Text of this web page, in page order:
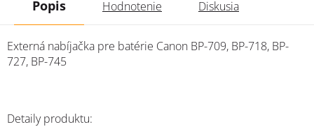
Popis Hodnotenie Diskusia
Externá nabíjačka pre batérie Canon BP-709, BP-718, BP-
727, BP-745
Detaily produktu: